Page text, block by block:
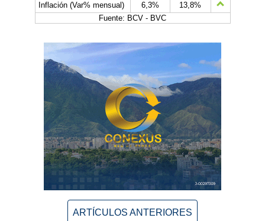
Inflación (Var% mensual)
6,3%
13,8%
Fuente: BCV - BVC
ARTÍCULOS ANTERIORES